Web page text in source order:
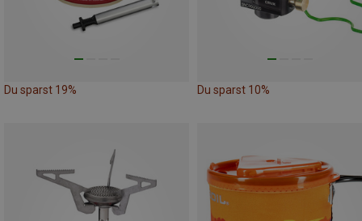
Du sparst 19% Du sparst 10%